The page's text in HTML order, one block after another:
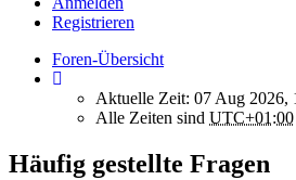
Registrieren
Foren-Übersicht
Aktuelle Zeit: 07 Aug 2026,
Alle Zeiten sind UTC+01:00
Häufig gestellte Fragen